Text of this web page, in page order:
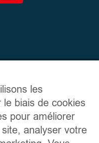
les
biais de cookies
pour améliorer
analyser votre